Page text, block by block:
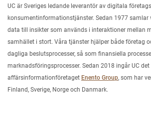
UC är Sveriges ledande leverantör av digitala
konsumentinformationstjänster. Sedan 1977 samlar
data till insikter som används i interaktioner mellan
samhället i stort. Våra tjänster hjälper både företag
dagliga beslutsprocesser, så som finansiella
marknadsföringsprocesser. Sedan 2018 ingår UC
affärsinformationföretaget Enento Group, som har
Finland, Sverige, Norge och Danmark.